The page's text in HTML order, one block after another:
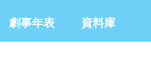
劇事年表 資料庫